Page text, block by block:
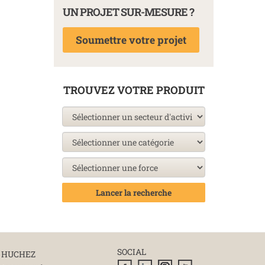
UN PROJET SUR-MESURE ?
Soumettre votre projet
TROUVEZ VOTRE PRODUIT
Lancer la recherche
SOCIAL